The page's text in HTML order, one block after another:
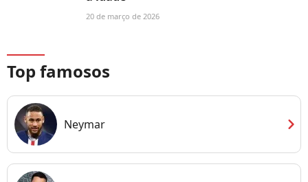
20 de março de 2026
Top famosos
Neymar chevron_right